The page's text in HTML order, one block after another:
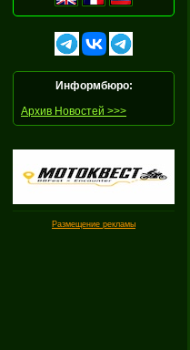
Информбюро:
Архив Новостей >>>
Размещение рекламы